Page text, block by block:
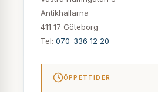
Antikhallarna
411 17 Göteborg
Tel: 070-336 12 20
ÖPPETTIDER